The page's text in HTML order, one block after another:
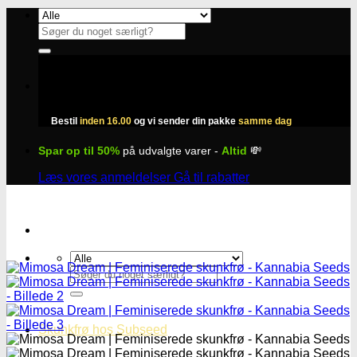
Fortsæt
indhold
Søg
efter:
Bestil inden 16.00 og vi sender din pakke samme dag
Spar op til 50% på udvalgte varer - Altid 💸
Læs vores anmeldelser Gå til rabatter
Søg
efter:
Skunkfrø hos Subseed